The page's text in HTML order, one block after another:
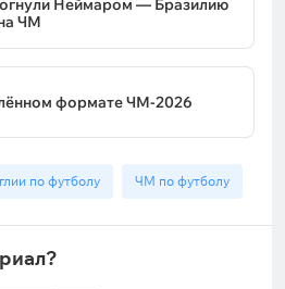
Неймаром — Бразилию
ЧМ
формате ЧМ-2026
по футболу ЧМ по футболу